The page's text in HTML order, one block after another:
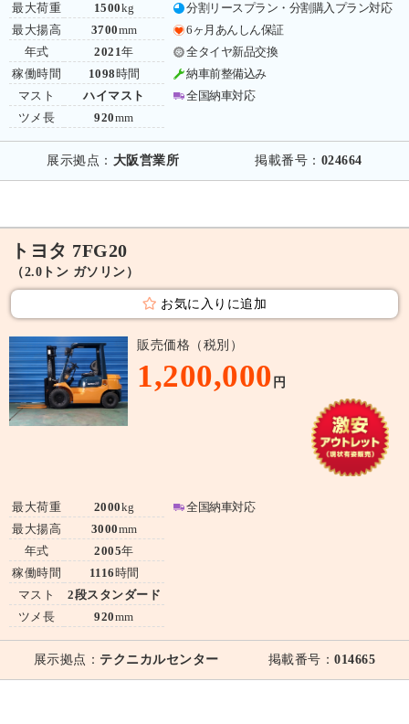
最大荷重
最大揚高
年式
稼働時間
マスト
ツメ長
1500kg
3700mm
2021年
1098 時間
ハイマスト
920mm
分割リースプラン・分割購入プラン対応
6ヶ月あんしん保証
全タイヤ新品交換
納車前整備込み
全国納車対応
展示拠点： 大阪営業所 掲載番号： 024664
トヨタ 7FG20
（2.0トン ガソリン）
お気に入りに追加
販売価格（税別）
1,200,000 円
最大荷重
最大揚高
年式
稼働時間
マスト
ツメ長
2000kg
3000mm
2005年
1116 時間
2段スタンダード
920mm
全国納車対応
展示拠点： テクニカルセンター 掲載番号：014665